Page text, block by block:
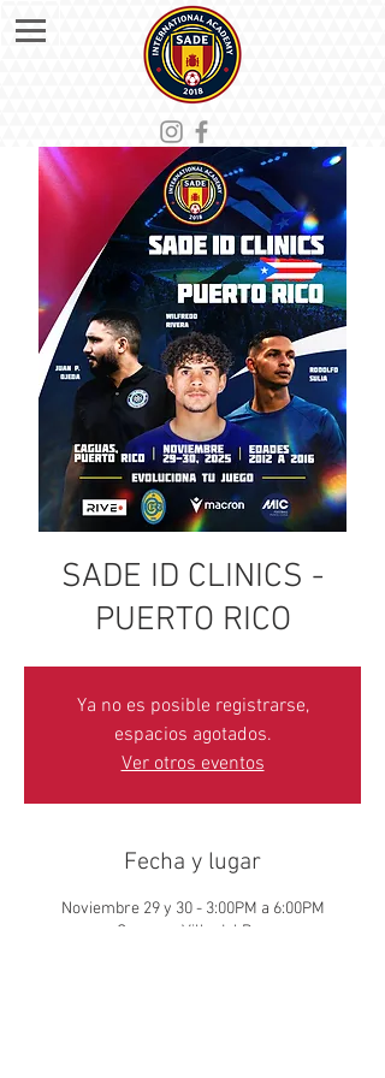
SADE ID CLINICS -
PUERTO RICO
Ya no es posible registrarse,
espacios agotados.
Ver otros eventos
Fecha y lugar
Noviembre 29 y 30 - 3:00PM a 6:00PM
Caguas - Villa del Rey